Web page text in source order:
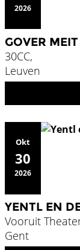
2026
GOVER MEIT
30CC,
Leuven
Okt
30
2026
YENTL EN
Vooruit
Gent